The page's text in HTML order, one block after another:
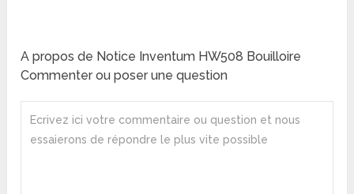
A propos de Notice Inventum HW508 Bouilloire
Commenter ou poser une question